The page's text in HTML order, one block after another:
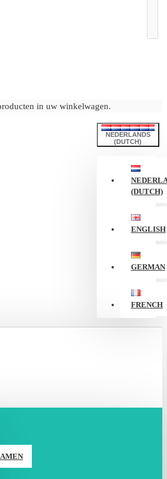
in uw winkelwagen.
NEDERLANDS
(DUTCH)
(DUTCH)
ENGLISH
GERMAN
FRENCH